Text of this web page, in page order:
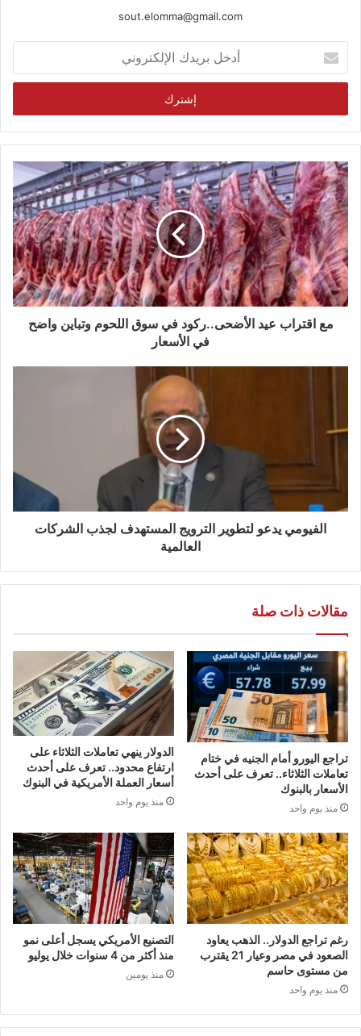
sout.elomma@gmail.com
بريدك
الإلكتروني
مع اقتراب عيد الأضحى..ركود في سوق اللحوم وتباين واضح
في الأسعار
الفيومي يدعو لتطوير الترويج المستهدف لجذب الشركات
العالمية
مقالات ذات صلة
تراجع اليورو أمام الجنيه في ختام
تعاملات الثلاثاء.. تعرف على أحدث
الأسعار بالبنوك
منذ يوم واحد
الدولار ينهي تعاملات الثلاثاء على
ارتفاع محدود.. تعرف على أحدث
أسعار العملة الأمريكية في البنوك
منذ يوم واحد
رغم تراجع الدولار.. الذهب يعاود
الصعود في مصر وعيار 21 يقترب
من مستوى حاسم
منذ يوم واحد
التصنيع الأمريكي يسجل أعلى نمو
منذ أكثر من 4 سنوات خلال يوليو
منذ يومين